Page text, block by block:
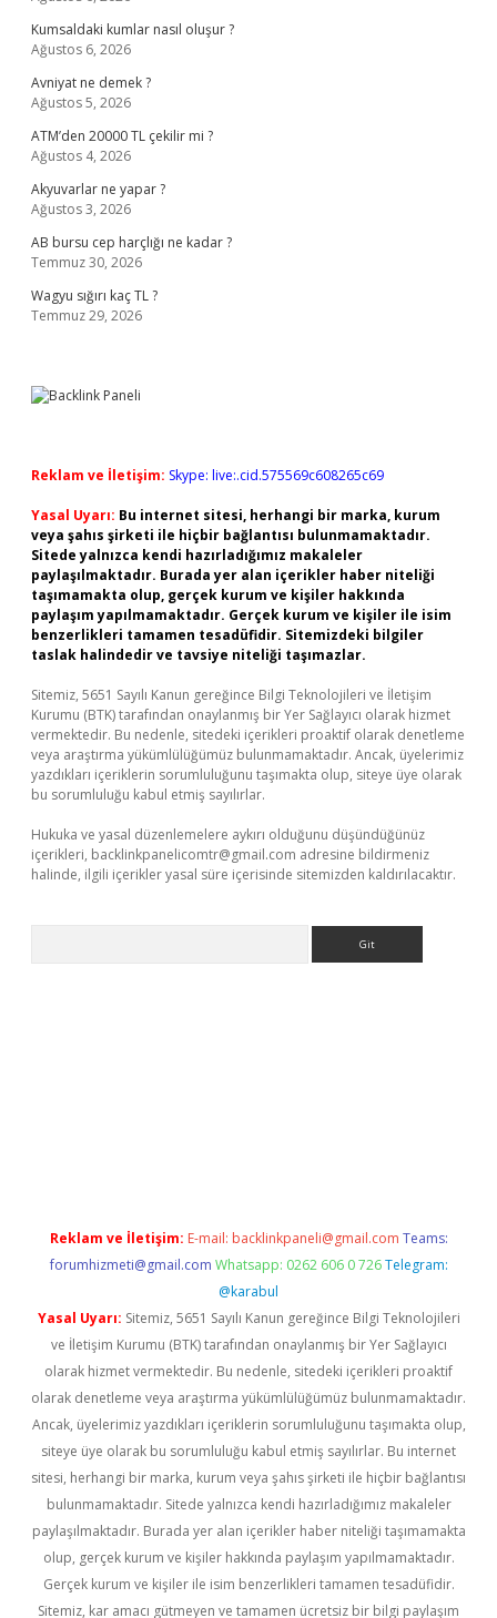
Kumsaldaki kumlar nasıl oluşur ?
Ağustos 6, 2026
Avniyat ne demek ?
Ağustos 5, 2026
ATM’den 20000 TL çekilir mi ?
Ağustos 4, 2026
Akyuvarlar ne yapar ?
Ağustos 3, 2026
AB bursu cep harçlığı ne kadar ?
Temmuz 30, 2026
Wagyu sığırı kaç TL ?
Temmuz 29, 2026
Reklam ve İletişim: Skype: live:.cid.575569c608265c69
Yasal Uyarı: Bu internet sitesi, herhangi bir marka, kurum
veya şahıs şirketi ile hiçbir bağlantısı bulunmamaktadır.
Sitede yalnızca kendi hazırladığımız makaleler
paylaşılmaktadır. Burada yer alan içerikler haber niteliği
taşımamakta olup, gerçek kurum ve kişiler hakkında
paylaşım yapılmamaktadır. Gerçek kurum ve kişiler ile isim
benzerlikleri tamamen tesadüfidir. Sitemizdeki bilgiler
taslak halindedir ve tavsiye niteliği taşımazlar.
Sitemiz, 5651 Sayılı Kanun gereğince Bilgi Teknolojileri ve İletişim
Kurumu (BTK) tarafından onaylanmış bir Yer Sağlayıcı olarak hizmet
vermektedir. Bu nedenle, sitedeki içerikleri proaktif olarak denetleme
veya araştırma yükümlülüğümüz bulunmamaktadır. Ancak, üyelerimiz
yazdıkları içeriklerin sorumluluğunu taşımakta olup, siteye üye olarak
bu sorumluluğu kabul etmiş sayılırlar.
Hukuka ve yasal düzenlemelere aykırı olduğunu düşündüğünüz
içerikleri, backlinkpanelicomtr@gmail.com adresine bildirmeniz
halinde, ilgili içerikler yasal süre içerisinde sitemizden kaldırılacaktır.
Reklam ve İletişim: E-mail: backlinkpaneli@gmail.com Teams:
forumhizmeti@gmail.com Whatsapp: 0262 606 0 726 Telegram:
@karabul
Yasal Uyarı: Sitemiz, 5651 Sayılı Kanun gereğince Bilgi Teknolojileri
ve İletişim Kurumu (BTK) tarafından onaylanmış bir Yer Sağlayıcı
olarak hizmet vermektedir. Bu nedenle, sitedeki içerikleri proaktif
olarak denetleme veya araştırma yükümlülüğümüz bulunmamaktadır.
Ancak, üyelerimiz yazdıkları içeriklerin sorumluluğunu taşımakta olup,
siteye üye olarak bu sorumluluğu kabul etmiş sayılırlar. Bu internet
sitesi, herhangi bir marka, kurum veya şahıs şirketi ile hiçbir bağlantısı
bulunmamaktadır. Sitede yalnızca kendi hazırladığımız makaleler
paylaşılmaktadır. Burada yer alan içerikler haber niteliği taşımamakta
olup, gerçek kurum ve kişiler hakkında paylaşım yapılmamaktadır.
Gerçek kurum ve kişiler ile isim benzerlikleri tamamen tesadüfidir.
Sitemiz, kar amacı gütmeyen ve tamamen ücretsiz bir bilgi paylaşım